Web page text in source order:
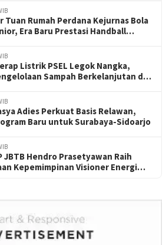
Tuan Rumah Perdana Kejurnas Bola
Era Baru Prestasi Handball
Listrik PSEL Legok Nangka,
Sampah Berkelanjutan di
Adies Perkuat Basis Relawan,
Baru untuk Surabaya-Sidoarjo
JBTB Hendro Prasetyawan Raih
Kepemimpinan Visioner Energi